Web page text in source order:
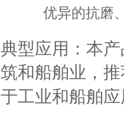
优异的抗磨、
典型应用：本
筑和船舶业，
于工业和船舶